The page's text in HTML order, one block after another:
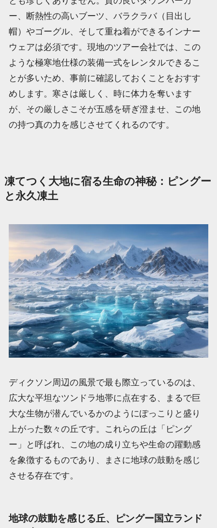
ー、断熱性の高いブーツ、バラクラバ（目出し
帽）やゴーグル、そして重ね着ができるインナー
ウェアは必須です。現地のツアー会社では、この
ような極寒地仕様の装備一式をレンタルできるこ
とが多いため、事前に確認しておくことをおすす
めします。寒さは厳しく、時に体力を奪います
が、その厳しさこそが五感を研ぎ澄ませ、この地
の持つ真の力を感じさせてくれるのです。
凍てつく大地に宿る生命の神秘：ピングー
と永久凍土
ディクソン周辺の風景で最も際立っているのは、
広大な平坦なツンドラ地帯に点在する、まるで巨
大な生物が潜んでいるかのようにぽっこりと盛り
上がった数々の丘です。これらの丘は「ピング
ー」と呼ばれ、この地の成り立ちや生命の躍動感
を象徴するものであり、まさに地球の鼓動を感じ
させる存在です。
地球の鼓動を感じる丘、ピングー国立ランド